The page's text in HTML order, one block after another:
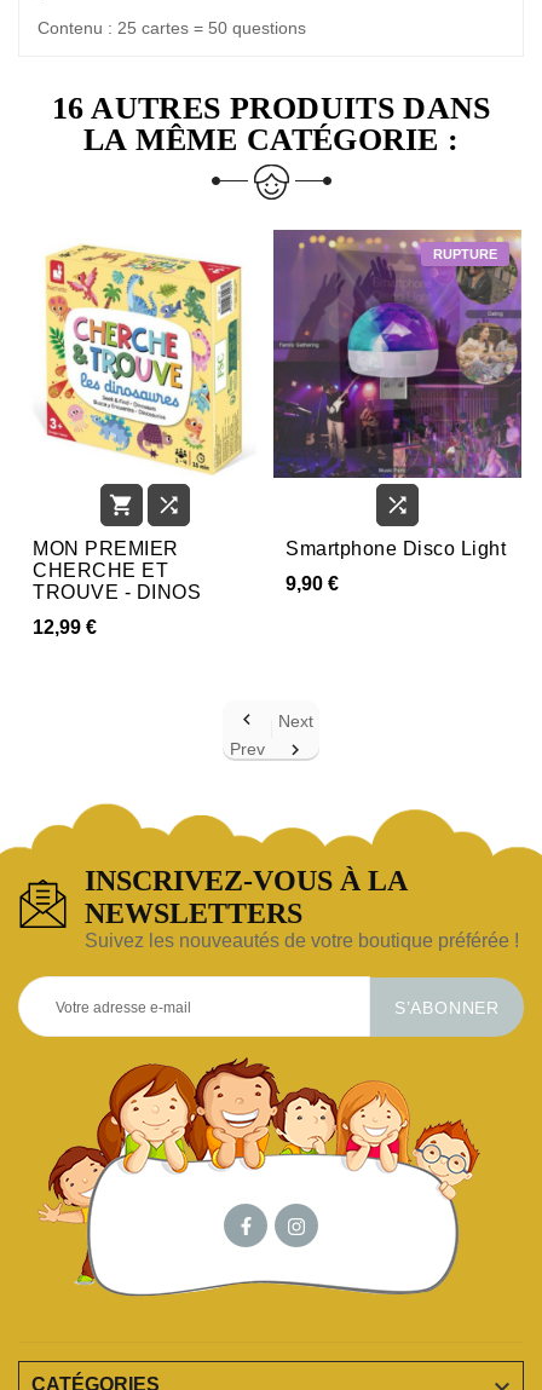
Contenu : 25 cartes = 50 questions
16 AUTRES PRODUITS DANS
LA MÊME CATÉGORIE :
 
MON PREMIER
CHERCHE ET
TROUVE - DINOS
12,99 €

Smartphone Disco Light
9,90 €

Prev
Next

INSCRIVEZ-VOUS À LA
NEWSLETTERS
Suivez les nouveautés de votre boutique préférée !
S’ABONNER
CATÉGORIES